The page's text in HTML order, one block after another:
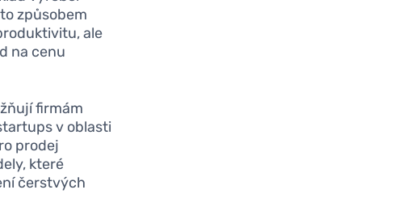
způsobem
ale
na cenu
firmám
v oblasti
prodej
které
čerstvých